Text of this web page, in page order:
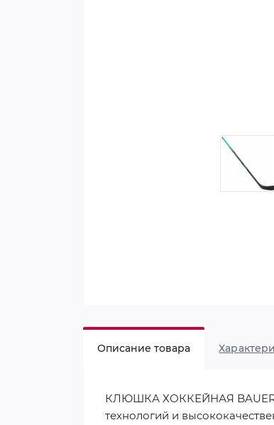
Описание товара
КЛЮШКА ХОККЕЙНАЯ BAUER
технологий и